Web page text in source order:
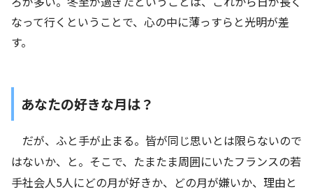
なって行くということで、心の中に薄っすらと光明が差
す。
あなたの好きな月は？
だが、ふと手が止まる。皆が同じ思いとは限らないので
はないか、と。そこで、たまたま周囲にいたフランスの若
手社会人5人にどの月が好きか、どの月が嫌いか、理由と